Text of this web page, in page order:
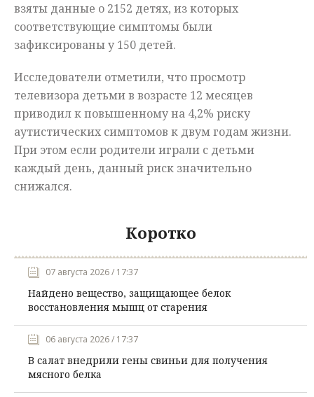
взяты данные о 2152 детях, из которых
соответствующие симптомы были
зафиксированы у 150 детей.
Исследователи отметили, что просмотр
телевизора детьми в возрасте 12 месяцев
приводил к повышенному на 4,2% риску
аутистических симптомов к двум годам жизни.
При этом если родители играли с детьми
каждый день, данный риск значительно
снижался.
Коротко
07 августа 2026 / 17:37
Найдено вещество, защищающее белок
восстановления мышц от старения
06 августа 2026 / 17:37
В салат внедрили гены свиньи для получения
мясного белка